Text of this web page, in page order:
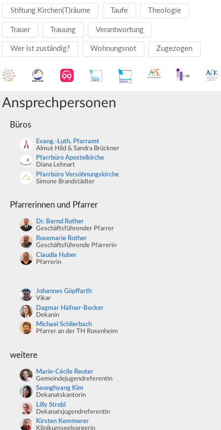
Stiftung Kirchen(T)räume Taufe Theologie
Trauer Trauung Verantwortung
Wer ist zuständig? Wohnungsnot Zugezogen
Ansprechpersonen
Büros
Evang.-Luth. Pfarramt
Almut Hild & Sandra Brückner
Pfarrbüro Apostelkirche
Diana Lehnart
Pfarrbüro Versöhnungskirche
Simone Brandstädter
Pfarrerinnen und Pfarrer
Dr. Bernd Rother
Geschäftsführender Pfarrer
Rosemarie Rother
Geschäftsführende Pfarrerin
Claudia Huber
Pfarrerin
Johannes Göpffarth
Vikar
Dagmar Häfner-Becker
Dekanin
Michael Schlierbach
Pfarrer an der TH Rosenheim
weitere
Marie-Cécile Reuter
Gemeindejugendreferentin
Seonghyang Kim
Dekanatskantorin
Lilly Strobl
Dekanatsjugendreferentin
Kirsten Kemmerer
Klinikumseelsorgerin